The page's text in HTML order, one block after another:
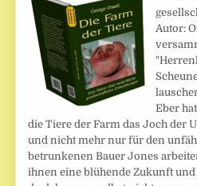
Autor:
Eber
die Tiere der Farm das Joch der
und nicht mehr nur für den
betrunkenen Bauer Jones
ihnen eine blühende Zukunft